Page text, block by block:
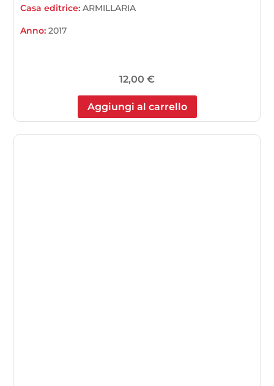
Casa editrice:ARMILLARIA
Anno:2017
12,00 €
Aggiungi al carrello